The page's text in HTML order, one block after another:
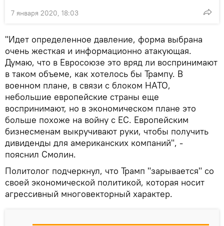
7 января 2020, 18:03
"Идет определенное давление, форма выбрана
очень жесткая и информационно атакующая.
Думаю, что в Евросоюзе это вряд ли воспринимают
в таком объеме, как хотелось бы Трампу. В
военном плане, в связи с блоком НАТО,
небольшие европейские страны еще
воспринимают, но в экономическом плане это
больше похоже на войну с ЕС. Европейским
бизнесменам выкручивают руки, чтобы получить
дивиденды для американских компаний", -
пояснил Смолин.
Политолог подчеркнул, что Трамп "зарывается" со
своей экономической политикой, которая носит
агрессивный многовекторный характер.